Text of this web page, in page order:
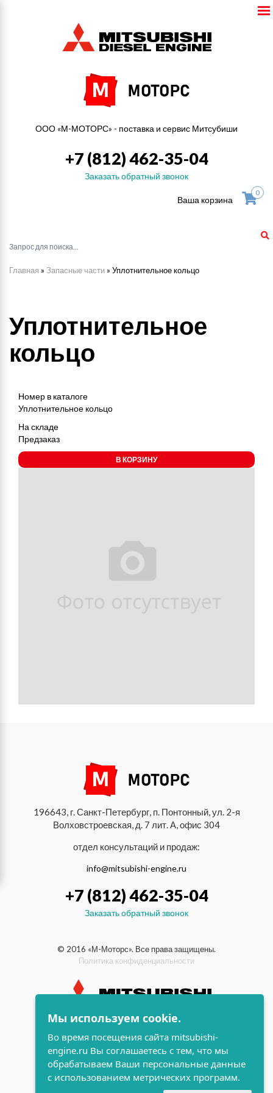
ООО «М-МОТОРС» - поставка и сервис Митсубиши
+7 (812) 462-35-04
Заказать обратный звонок
Ваша корзина
0
Главная » Запасные части » Уплотнительное кольцо
Уплотнительное
кольцо
Номер в каталоге
Уплотнительное кольцо
На складе
Предзаказ
В КОРЗИНУ
196643, г. Санкт-Петербург, п. Понтонный, ул. 2-я
Волховстроевская, д. 7 лит. А, офис 304
отдел консультаций и продаж:
info@mitsubishi-engine.ru
+7 (812) 462-35-04
Заказать обратный звонок
© 2016 «М-Моторс». Все права защищены.
Политика конфиденциальности
индустриальные и морские
дизельные двигатели Mitsubishi
разработка сайта
Мы используем cookie.
Во время посещения сайта mitsubishi-
engine.ru Вы соглашаетесь с тем, что мы
обрабатываем Ваши персональные данные
с использованием метрических программ.